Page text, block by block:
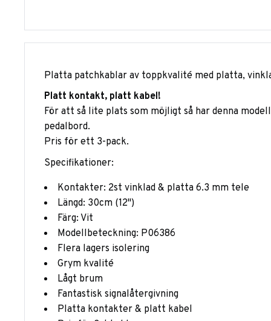
Platta patchkablar av toppkvalité med platta,
Platt kontakt, platt kabel!
För att så lite plats som möjligt så har denna
pedalbord.
Pris för ett 3-pack.
Specifikationer:
Kontakter: 2st vinklad & platta 6.3 mm tele
Längd: 30cm (12")
Färg: Vit
Modellbeteckning: P06386
Flera lagers isolering
Grym kvalité
Lågt brum
Fantastisk signalåtergivning
Platta kontakter & platt kabel